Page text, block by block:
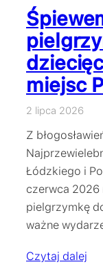
miejsc
2 lipca 2026
Z
Łódzkiego i
czerwca 2026
pielgrzymkę
ważne
Czytaj dalej